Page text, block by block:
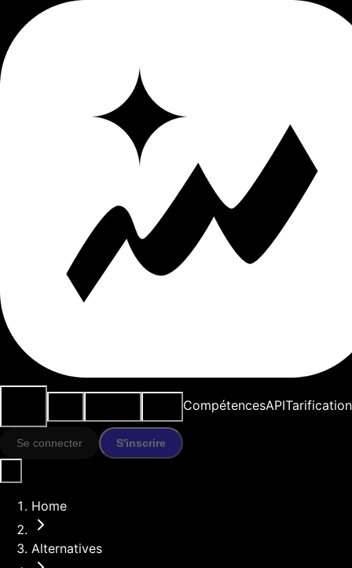
CompétencesAPITarification
Se connecter S'inscrire
Home
Alternatives